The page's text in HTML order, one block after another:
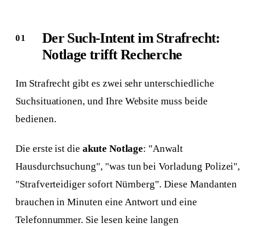
Der Such-Intent im Strafrecht:
Notlage trifft Recherche
Im Strafrecht gibt es zwei sehr unterschiedliche
Suchsituationen, und Ihre Website muss beide
bedienen.
Die erste ist die akute Notlage: "Anwalt
Hausdurchsuchung", "was tun bei Vorladung Polizei",
"Strafverteidiger sofort Nürnberg". Diese Mandanten
brauchen in Minuten eine Antwort und eine
Telefonnummer. Sie lesen keine langen